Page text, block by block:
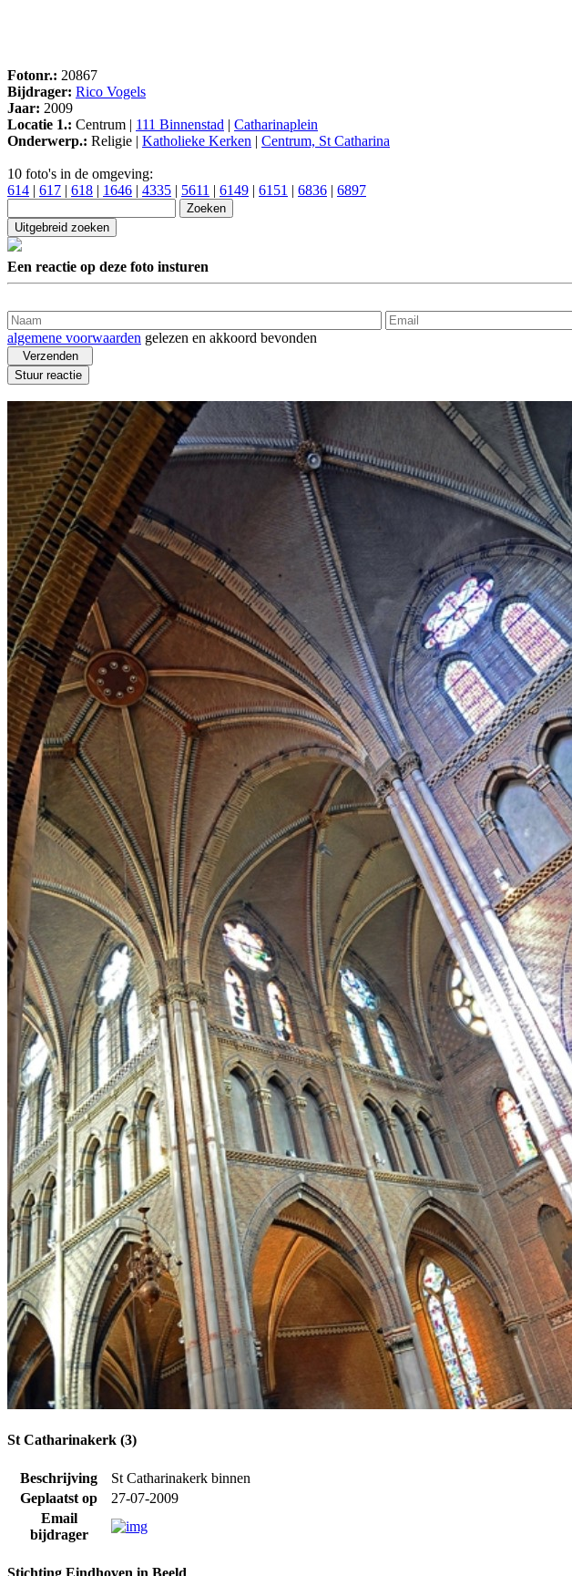
Fotonr.: 20867
Bijdrager: Rico Vogels
Jaar: 2009
Locatie 1.: Centrum | 111 Binnenstad
Catharinaplein
Onderwerp.: Religie | Katholieke Kerken Centrum, St Catharina
10 foto's in de omgeving:
614
617 618 1646 4335 5611 6149 6151 6836 6897
Een reactie op deze foto insturen
algemene voorwaarden gelezen en akkoord bevonden
St Catharinakerk (3)
Beschrijving
St Catharinakerk binnen
Geplaatst op
27-07-2009
Email
bijdrager